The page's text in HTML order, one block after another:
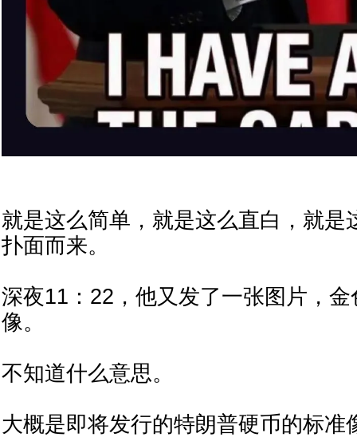
就是这么简单，就是这么直白，就是
扑面而来。
深夜11：22，他又发了一张图片，
像。
不知道什么意思。
大概是即将发行的特朗普硬币的标准